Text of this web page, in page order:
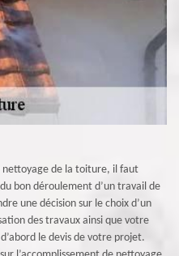
de la toiture, il faut
bon déroulement d’un travail de
une décision sur le choix d’un
des travaux ainsi que votre
le devis de votre projet.